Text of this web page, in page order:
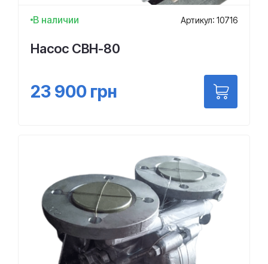
В наличии Артикул: 10716
Насос СВН-80
23 900 грн